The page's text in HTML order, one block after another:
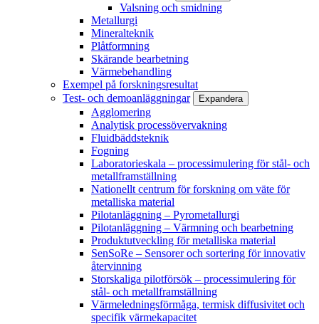
Valsning och smidning
Metallurgi
Mineralteknik
Plåtformning
Skärande bearbetning
Värmebehandling
Exempel på forskningsresultat
Test- och demoanläggningar
Expandera
Agglomering
Analytisk processövervakning
Fluidbäddsteknik
Fogning
Laboratorieskala – processimulering för stål- och
metallframställning
Nationellt centrum för forskning om väte för
metalliska material
Pilotanläggning – Pyrometallurgi
Pilotanläggning – Värmning och bearbetning
Produktutveckling för metalliska material
SenSoRe – Sensorer och sortering för innovativ
återvinning
Storskaliga pilotförsök – processimulering för
stål- och metallframställning
Värmeledningsförmåga, termisk diffusivitet och
specifik värmekapacitet